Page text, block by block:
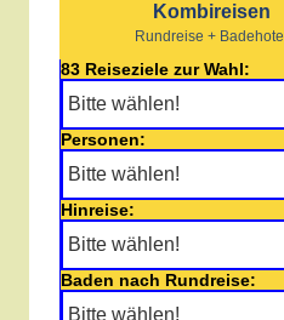
Kombireisen
Rundreise + Badehotel
83 Reiseziele zur Wahl:
Personen:
Hinreise:
Baden nach Rundreise: